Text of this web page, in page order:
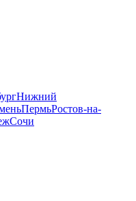
Нижний
ПермьРостов-на-
Сочи